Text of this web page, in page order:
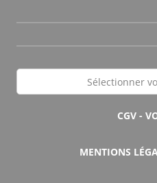
Sélectionner
CGV -
MENTIONS